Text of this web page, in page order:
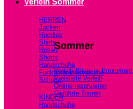
Verleih Sommer
Sommer
Verleih Bikes u. Equipment
Preisliste Verleih
Online reservieren
Geführte Touren
HERREN
Jacken
Hoodies
Shirts
Hosen
Shorts
Handschuhe
Funktionsunterwäsche
Schuhe
KINDER
Handschuhe